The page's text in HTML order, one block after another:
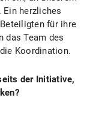
herzliches
für ihre
das Team des
Koordination.
der Initiative,